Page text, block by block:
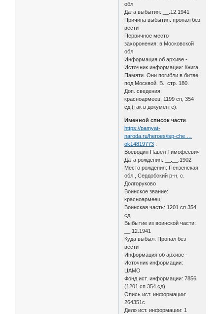
обл.
Дата выбытия: __.12.1941
Причина выбытия: пропал без
вести
Первичное место
захоронения: в Московской
обл.
Информация об архиве -
Источник информации: Книга
Памяти. Они погибли в битве
под Москвой. В., стр. 180.
Доп. сведения:
красноармеец, 1199 сп, 354
сд (так в документе).
Именной список части
https://pamyat-
naroda.ru/heroes/isp-che …
ok14819773 :
Воеводин Павел Тимофеевич
Дата рождения: __.__.1902
Место рождения: Пензенская
обл., Сердобский р-н, с.
Долгоруково
Воинское звание:
красноармеец
Воинская часть: 1201 сп 354
сд
Выбытие из воинской части:
__.12.1941
Куда выбыл: Пропал без
вести
Информация об архиве -
Источник информации:
ЦАМО
Фонд ист. информации: 7856
(1201 сп 354 сд)
Опись ист. информации:
264351с
Дело ист. информации: 1